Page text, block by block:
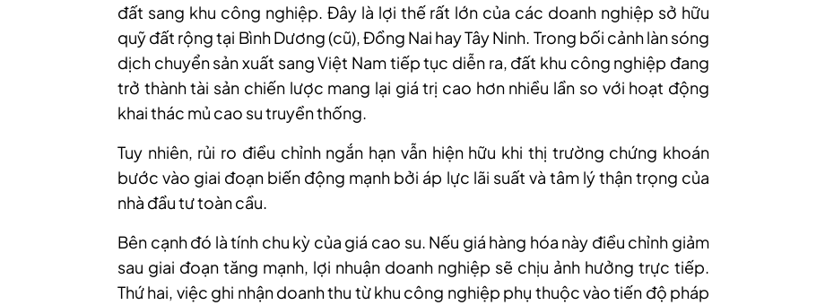
đất sang khu công nghiệp. Đây là lợi thế rất lớn của các doanh nghiệp sở hữu
quỹ đất rộng tại Bình Dương (cũ), Đồng Nai hay Tây Ninh. Trong bối cảnh làn sóng
dịch chuyển sản xuất sang Việt Nam tiếp tục diễn ra, đất khu công nghiệp đang
trở thành tài sản chiến lược mang lại giá trị cao hơn nhiều lần so với hoạt động
khai thác mủ cao su truyền thống.
Tuy nhiên, rủi ro điều chỉnh ngắn hạn vẫn hiện hữu khi thị trường chứng khoán
bước vào giai đoạn biến động mạnh bởi áp lực lãi suất và tâm lý thận trọng của
nhà đầu tư toàn cầu.
Bên cạnh đó làtính chu kỳ của giá cao su. Nếu giá hàng hóa này điều chỉnh giảm
sau giai đoạn tăng mạnh, lợi nhuận doanh nghiệp sẽ chịu ảnh hưởng trực tiếp.
Thứ hai, việc ghi nhận doanh thu từ khu công nghiệp phụ thuộc vào tiến độ pháp